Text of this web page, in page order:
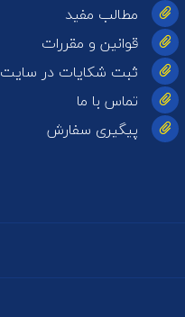
مطالب مفید
قوانین و مقررات
ثبت شکایات در سایت
تماس با ما
پیگیری سفارش